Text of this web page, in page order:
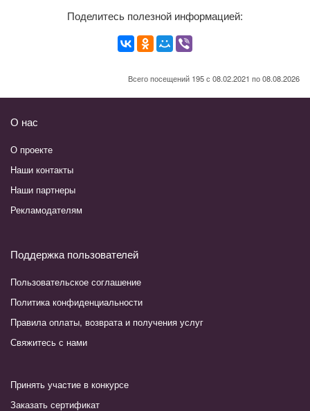
Поделитесь полезной информацией:
Всего посещений 195 с 08.02.2021 по 08.08.2026
О нас
О проекте
Наши контакты
Наши партнеры
Рекламодателям
Поддержка пользователей
Пользовательское соглашение
Политика конфиденциальности
Правила оплаты, возврата и получения услуг
Свяжитесь с нами
Принять участие в конкурсе
Заказать сертификат